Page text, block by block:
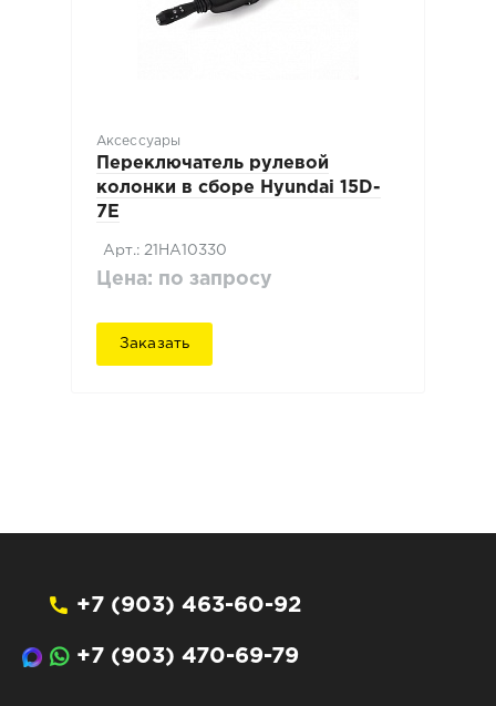
Аксессуары
Переключатель рулевой
колонки в сборе Hyundai 15D-
7E
Арт.: 21HA10330
Цена: по запросу
Заказать
+7 (903) 463-60-92
+7 (903) 470-69-79